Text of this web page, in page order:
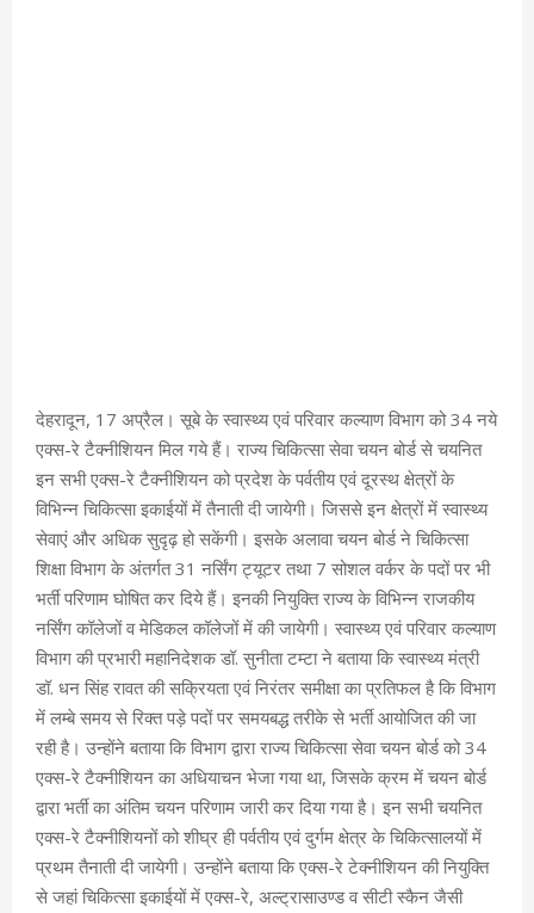
देहरादून, 17 अप्रैल। सूबे के स्वास्थ्य एवं परिवार कल्याण विभाग को 34 नये
एक्स-रे टैक्नीशियन मिल गये हैं। राज्य चिकित्सा सेवा चयन बोर्ड से चयनित
इन सभी एक्स-रे टैक्नीशियन को प्रदेश के पर्वतीय एवं दूरस्थ क्षेत्रों के
विभिन्न चिकित्सा इकाईयों में तैनाती दी जायेगी। जिससे इन क्षेत्रों में स्वास्थ्य
सेवाएं और अधिक सुदृढ़ हो सकेंगी। इसके अलावा चयन बोर्ड ने चिकित्सा
शिक्षा विभाग के अंतर्गत 31 नर्सिंग ट्यूटर तथा 7 सोशल वर्कर के पदों पर भी
भर्ती परिणाम घोषित कर दिये हैं। इनकी नियुक्ति राज्य के विभिन्न राजकीय
नर्सिंग कॉलेजों व मेडिकल कॉलेजों में की जायेगी। स्वास्थ्य एवं परिवार कल्याण
विभाग की प्रभारी महानिदेशक डॉ. सुनीता टम्टा ने बताया कि स्वास्थ्य मंत्री
डॉ. धन सिंह रावत की सक्रियता एवं निरंतर समीक्षा का प्रतिफल है कि विभाग
में लम्बे समय से रिक्त पड़े पदों पर समयबद्ध तरीके से भर्ती आयोजित की जा
रही है। उन्होंने बताया कि विभाग द्वारा राज्य चिकित्सा सेवा चयन बोर्ड को 34
एक्स-रे टैक्नीशियन का अधियाचन भेजा गया था, जिसके क्रम में चयन बोर्ड
द्वारा भर्ती का अंतिम चयन परिणाम जारी कर दिया गया है। इन सभी चयनित
एक्स-रे टैक्नीशियनों को शीघ्र ही पर्वतीय एवं दुर्गम क्षेत्र के चिकित्सालयों में
प्रथम तैनाती दी जायेगी। उन्होंने बताया कि एक्स-रे टेक्नीशियन की नियुक्ति
से जहां चिकित्सा इकाईयों में एक्स-रे, अल्ट्रासाउण्ड व सीटी स्कैन जैसी